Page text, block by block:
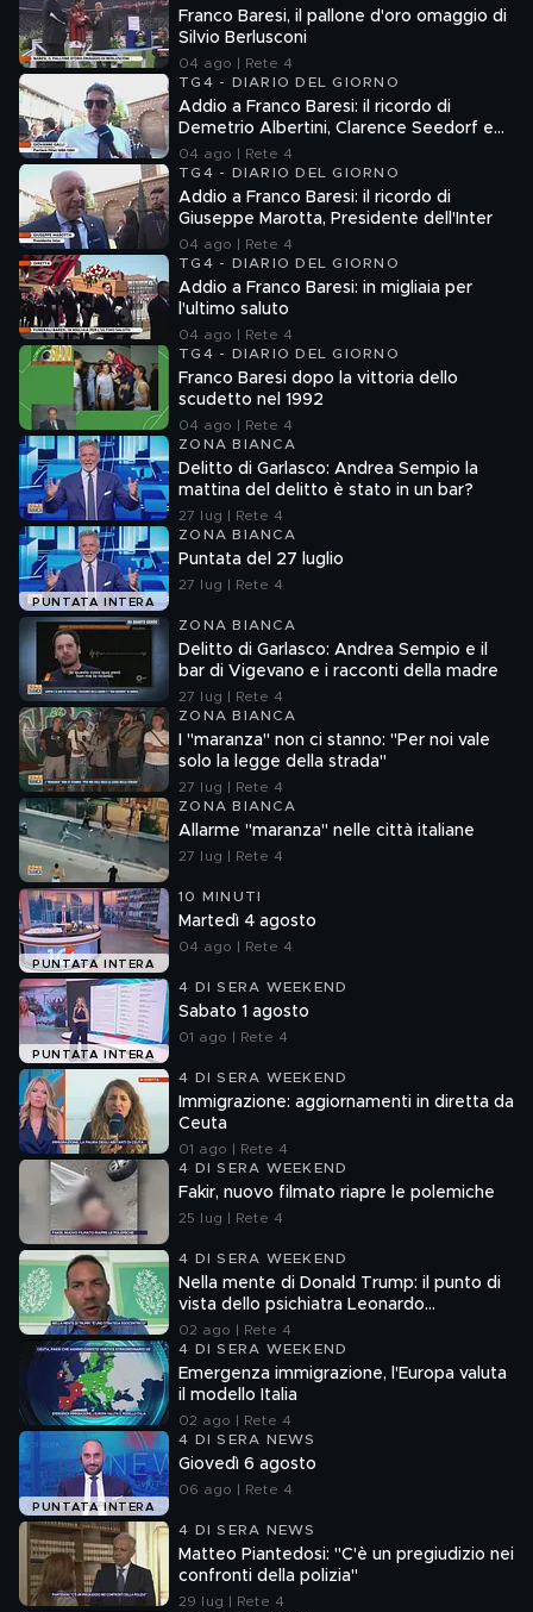
Franco Baresi, il pallone d'oro omaggio di
Silvio Berlusconi
04 ago | Rete 4
TG4 - DIARIO DEL GIORNO
Addio a Franco Baresi: il ricordo di
Demetrio Albertini, Clarence Seedorf e
Giovanni Galli
04 ago | Rete 4
TG4 - DIARIO DEL GIORNO
Addio a Franco Baresi: il ricordo di
Giuseppe Marotta, Presidente dell'Inter
04 ago | Rete 4
TG4 - DIARIO DEL GIORNO
Addio a Franco Baresi: in migliaia per
l'ultimo saluto
04 ago | Rete 4
TG4 - DIARIO DEL GIORNO
Franco Baresi dopo la vittoria dello
scudetto nel 1992
04 ago | Rete 4
ZONA BIANCA
Delitto di Garlasco: Andrea Sempio la
mattina del delitto è stato in un bar?
27 lug | Rete 4
PUNTATA INTERA
ZONA BIANCA
Puntata del 27 luglio
27 lug | Rete 4
ZONA BIANCA
Delitto di Garlasco: Andrea Sempio e il
bar di Vigevano e i racconti della madre
27 lug | Rete 4
ZONA BIANCA
I "maranza" non ci stanno: "Per noi vale
solo la legge della strada"
27 lug | Rete 4
ZONA BIANCA
Allarme "maranza" nelle città italiane
27 lug | Rete 4
PUNTATA INTERA
10 MINUTI
Martedì 4 agosto
04 ago | Rete 4
PUNTATA INTERA
4 DI SERA WEEKEND
Sabato 1 agosto
01 ago | Rete 4
4 DI SERA WEEKEND
Immigrazione: aggiornamenti in diretta da
Ceuta
01 ago | Rete 4
4 DI SERA WEEKEND
Fakir, nuovo filmato riapre le polemiche
25 lug | Rete 4
4 DI SERA WEEKEND
Nella mente di Donald Trump: il punto di
vista dello psichiatra Leonardo
Mendolicchio
02 ago | Rete 4
4 DI SERA WEEKEND
Emergenza immigrazione, l'Europa valuta
il modello Italia
02 ago | Rete 4
PUNTATA INTERA
4 DI SERA NEWS
Giovedì 6 agosto
06 ago | Rete 4
4 DI SERA NEWS
Matteo Piantedosi: "C'è un pregiudizio nei
confronti della polizia"
29 lug | Rete 4